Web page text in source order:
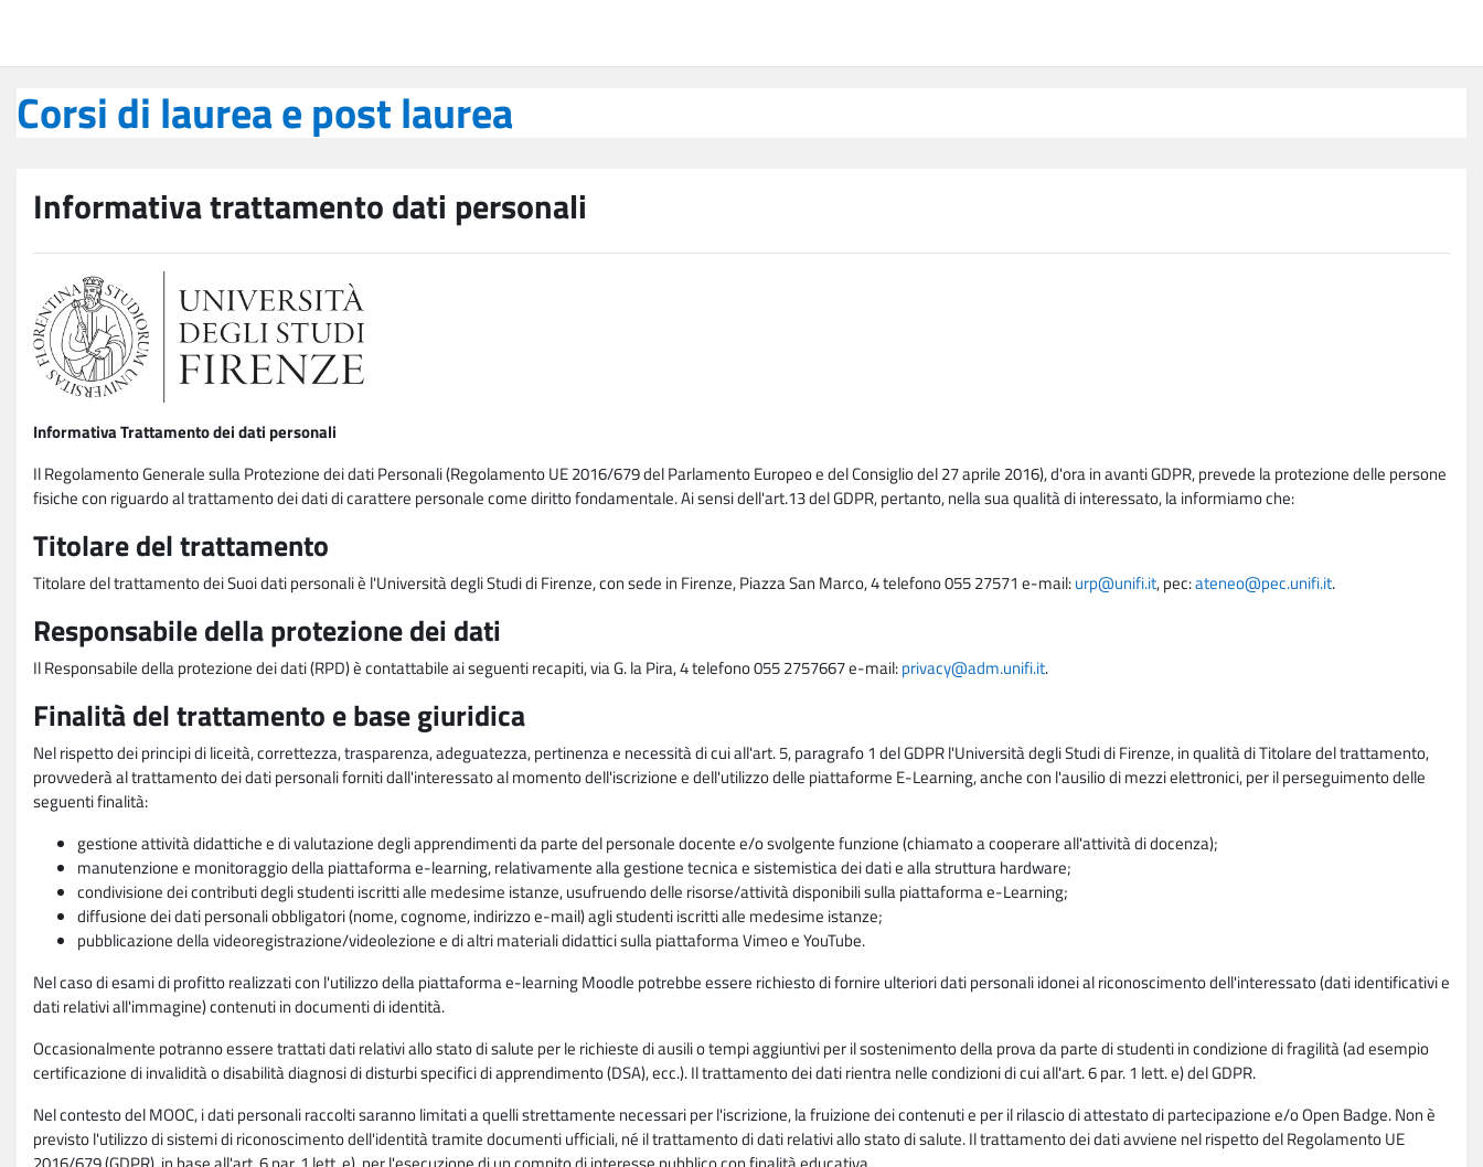
Corsi di laurea e post laurea
Informativa trattamento dati personali
Informativa Trattamento dei dati personali
Il Regolamento Generale sulla Protezione dei dati Personali (Regolamento UE 2016/679 del Parlamento Europeo e del Consiglio del 27 aprile 2016), d'ora in avanti GDPR, prevede la protezione delle persone
fisiche con riguardo al trattamento dei dati di carattere personale come diritto fondamentale. Ai sensi dell'art.13 del GDPR, pertanto, nella sua qualità di interessato, la informiamo che:
Titolare del trattamento
Titolare del trattamento dei Suoi dati personali è l'Università degli Studi di Firenze, con sede in Firenze, Piazza San Marco, 4 telefono 055 27571 e-mail:urp@unifi.it, pec:ateneo@pec.unifi.it.
Responsabile della protezione dei dati
Il Responsabile della protezione dei dati (RPD) è contattabile ai seguenti recapiti, via G. la Pira, 4 telefono 055 2757667 e-mail:privacy@adm.unifi.it.
Finalità del trattamento e base giuridica
Nel rispetto dei principi di liceità, correttezza, trasparenza, adeguatezza, pertinenza e necessità di cui all'art. 5, paragrafo 1 del GDPR l'Università degli Studi di Firenze, in qualità di Titolare del trattamento,
provvederà al trattamento dei dati personali forniti dall'interessato al momento dell'iscrizione e dell'utilizzo delle piattaforme E-Learning, anche con l'ausilio di mezzi elettronici, per il perseguimento delle
seguenti finalità:
gestione attività didattiche e di valutazione degli apprendimenti da parte del personale docente e/o svolgente funzione (chiamato a cooperare all'attività di docenza);
manutenzione e monitoraggio della piattaforma e-learning, relativamente alla gestione tecnica e sistemistica dei dati e alla struttura hardware;
condivisione dei contributi degli studenti iscritti alle medesime istanze, usufruendo delle risorse/attività disponibili sulla piattaforma e-Learning;
diffusione dei dati personali obbligatori (nome, cognome, indirizzo e-mail) agli studenti iscritti alle medesime istanze;
pubblicazione della videoregistrazione/videolezione e di altri materiali didattici sulla piattaforma Vimeo e YouTube.
Nel caso di esami di profitto realizzati con l'utilizzo della piattaforma e-learning Moodle potrebbe essere richiesto di fornire ulteriori dati personali idonei al riconoscimento dell'interessato (dati identificativi e
dati relativi all'immagine) contenuti in documenti di identità.
Occasionalmente potranno essere trattati dati relativi allo stato di salute per le richieste di ausili o tempi aggiuntivi per il sostenimento della prova da parte di studenti in condizione di fragilità (ad esempio
certificazione di invalidità o disabilità diagnosi di disturbi specifici di apprendimento (DSA), ecc.). Il trattamento dei dati rientra nelle condizioni di cui all'art. 6 par. 1 lett. e) del GDPR.
Nel contesto del MOOC, i dati personali raccolti saranno limitati a quelli strettamente necessari per l'iscrizione, la fruizione dei contenuti e per il rilascio di attestato di partecipazione e/o Open Badge. Non è
previsto l'utilizzo di sistemi di riconoscimento dell'identità tramite documenti ufficiali, né il trattamento di dati relativi allo stato di salute. Il trattamento dei dati avviene nel rispetto del Regolamento UE